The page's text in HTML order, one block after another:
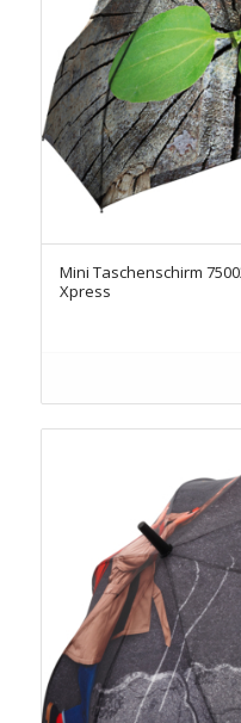
Mini Taschenschirm
Xpress